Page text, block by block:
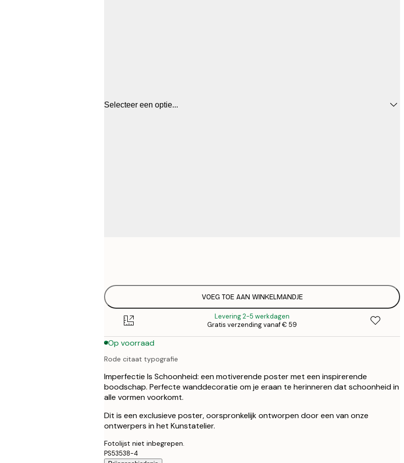
Selecteer een optie...
VOEG TOE AAN WINKELMANDJE
Levering 2-5 werkdagen
Gratis verzending vanaf € 59
Op voorraad
Rode citaat typografie
Imperfectie Is Schoonheid: een motiverende poster met een inspirerende
boodschap. Perfecte wanddecoratie om je eraan te herinneren dat schoonheid in
alle vormen voorkomt.
Dit is een exclusieve poster, oorspronkelijk ontworpen door een van onze
ontwerpers in het Kunstatelier.
Fotolijst niet inbegrepen.
PS53538-4